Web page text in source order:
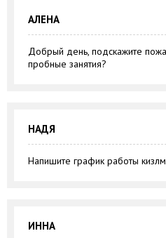
АЛЕНА
Добрый день, подскажите
пробные занятия?
НАДЯ
Напишите график работы
ИННА